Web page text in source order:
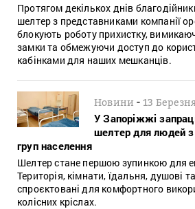
Протягом декількох днів
шелтер з представниками компанії
блокують роботу прихистку,
замки та обмежуючи доступ до
кабінками для наших мешканців.
Новини -13
У Запоріжжі
шелтер для людей
груп населення
Шелтер стане першою зупинкою для
Територія, кімнати, їдальня, душові
спроєктовані для комфортного
колісних кріслах.